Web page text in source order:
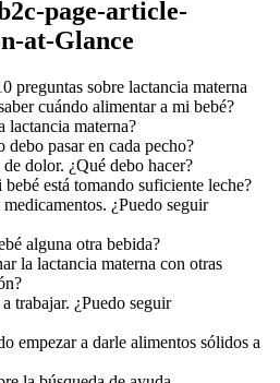
page-article-
at-Glance
preguntas sobre lactancia materna
cuándo alimentar a mi bebé?
lactancia materna?
debo pasar en cada pecho?
dolor. ¿Qué debo hacer?
está tomando suficiente leche?
¿Puedo seguir
alguna otra bebida?
la lactancia materna con otras
trabajar. ¿Puedo seguir
empezar a darle alimentos sólidos a